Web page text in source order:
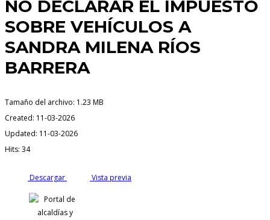
NO DECLARAR EL IMPUESTO
SOBRE VEHÍCULOS A
SANDRA MILENA RÍOS
BARRERA
Tamaño del archivo: 1.23 MB
Created: 11-03-2026
Updated: 11-03-2026
Hits: 34
Descargar Vista previa